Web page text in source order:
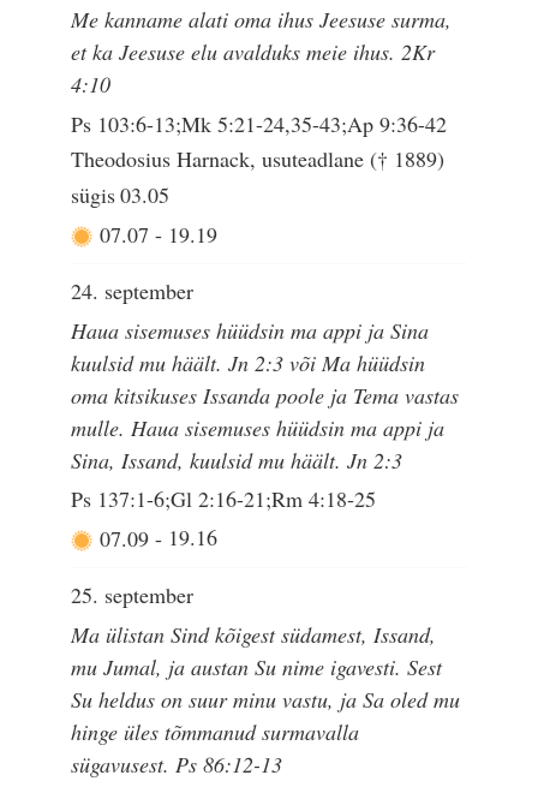
Me kanname alati oma ihus Jeesuse surma,
et ka Jeesuse elu avalduks meie ihus. 2Kr
4:10
Ps 103:6-13;Mk 5:21-24,35-43;Ap 9:36-42
Theodosius Harnack, usuteadlane († 1889)
sügis03.05
07.07 - 19.19
24. september
Haua sisemuses hüüdsin ma appi ja Sina
kuulsid mu häält. Jn 2:3 või Ma hüüdsin
oma kitsikuses Issanda poole ja Tema vastas
mulle. Haua sisemuses hüüdsin ma appi ja
Sina, Issand, kuulsid mu häält. Jn 2:3
Ps 137:1-6;Gl 2:16-21;Rm 4:18-25
07.09 - 19.16
25. september
Ma ülistan Sind kõigest südamest, Issand,
mu Jumal, ja austan Su nime igavesti. Sest
Su heldus on suur minu vastu, ja Sa oled mu
hinge üles tõmmanud surmavalla
sügavusest. Ps 86:12-13